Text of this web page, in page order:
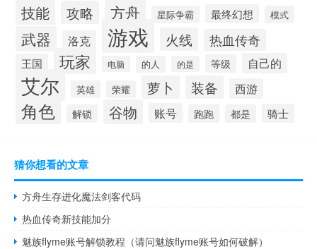
技能 攻略 方舟 星际争霸 最终幻想 模式
武器 洛克 游戏 火线 热血传奇
王国 玩家 电脑 的人 的是 等级 自己的
艾尔 英雄 荣耀 萝卜 装备 西游
角色 解锁 谷物 账号 跑跑 都是 骑士
猜你想看的文章
方舟生存进化魔法剑客代码
热血传奇新技能加分
魅族flyme账号解锁教程（请问魅族flyme账号如何破解）